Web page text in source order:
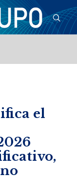
el